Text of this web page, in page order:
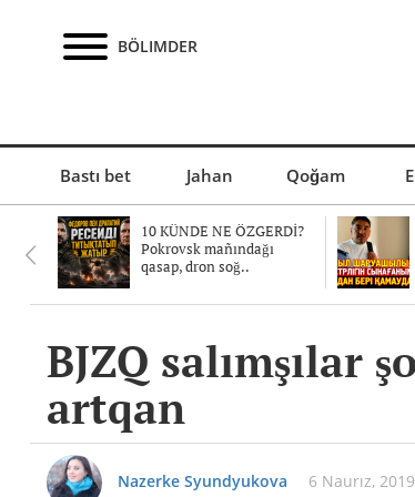
BÖLIMDER
Bastı bet Jahan Qoğam
10 KÜNDE NE ÖZGERDİ?
Pokrovsk mañındağı
qasap, dron soğ..
BJZQ salımşılar
artqan
Nazerke Syundyukova 6 Naurız,